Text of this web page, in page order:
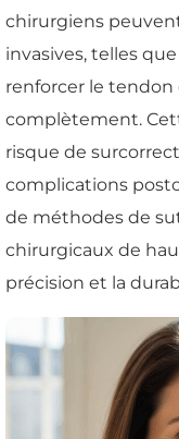
chirurgiens
invasives, telles
renforcer le tendon
complètement.
risque de
complications
de méthodes de
chirurgicaux de
précision et la